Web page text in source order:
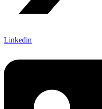
Linkedin